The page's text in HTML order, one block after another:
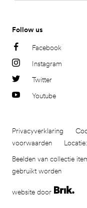
Follow us
Facebook
Instagram
Twitter
Youtube
Privacyverklaring
voorwaarden
Beelden van collectie
gebruikt worden
website door